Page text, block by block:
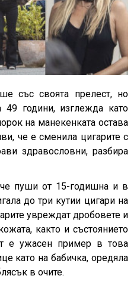
със своята прелест, но
години, изглежда като
на манекенката остава
че е сменила цигарите с
здравословни, разбира
пуши от 15-годишна и в
до три кутии цигари на
увреждат дробовете и
както и състоянието
е ужасен пример в това
като на бабичка, оредяла
в очите.